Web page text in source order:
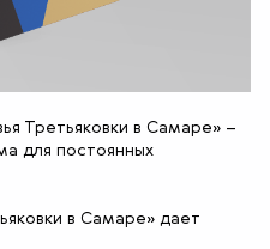
Третьяковки в Самаре» –
для постоянных
в Самаре» дает